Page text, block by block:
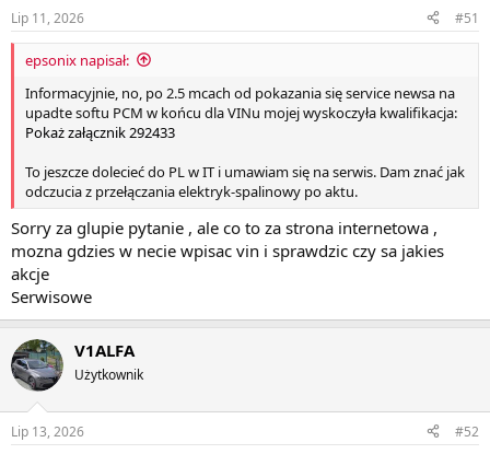
Lip 11, 2026 #51
epsonix napisał:
Informacyjnie, no, po 2.5 mcach od pokazania się service newsa na
upadte softu PCM w końcu dla VINu mojej wyskoczyła kwalifikacja:
Pokaż załącznik 292433
To jeszcze dolecieć do PL w IT i umawiam się na serwis. Dam znać jak
odczucia z przełączania elektryk-spalinowy po aktu.
Sorry za glupie pytanie , ale co to za strona internetowa ,
mozna gdzies w necie wpisac vin i sprawdzic czy sa jakies
akcje
Serwisowe
V1ALFA
Użytkownik
Lip 13, 2026 #52